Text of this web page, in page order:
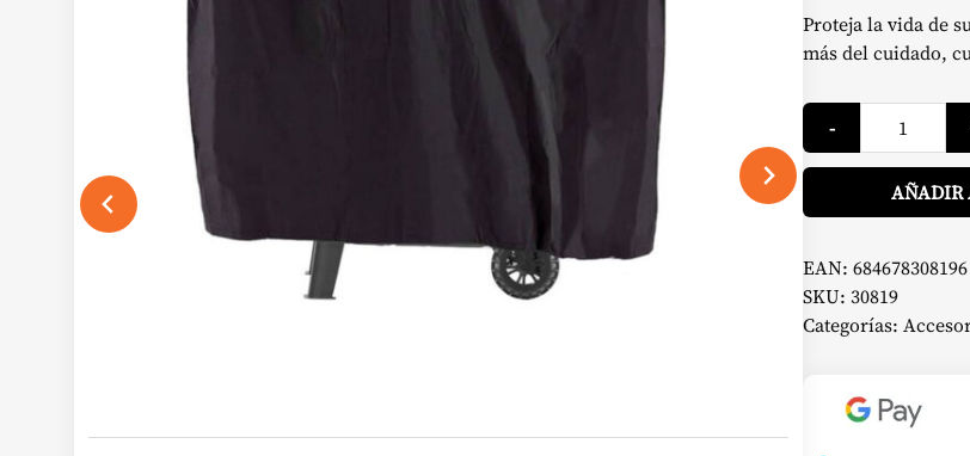
Proteja la vida de
más del cuidado,
-
Funda
Barbacoa
de
Pellets
550G
-
Boss
cantidad
AÑADIR
EAN: 684678308196
SKU: 30819
Categorías: